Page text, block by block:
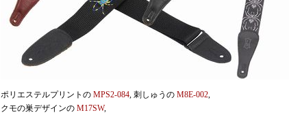
ポリエステルプリントの MPS2-084, 刺しゅうの M8E-002,
クモの巣デザインの M17SW,